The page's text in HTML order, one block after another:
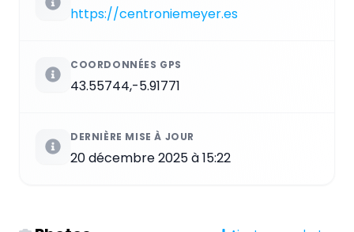
https://centroniemeyer.es
COORDONNÉES GPS
43.55744,-5.91771
DERNIÈRE MISE À JOUR
20 décembre 2025 à 15:22